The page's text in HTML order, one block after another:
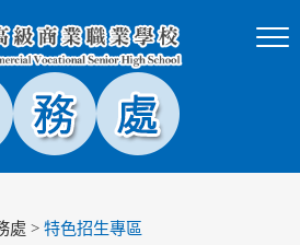
處 > 特色招生專區